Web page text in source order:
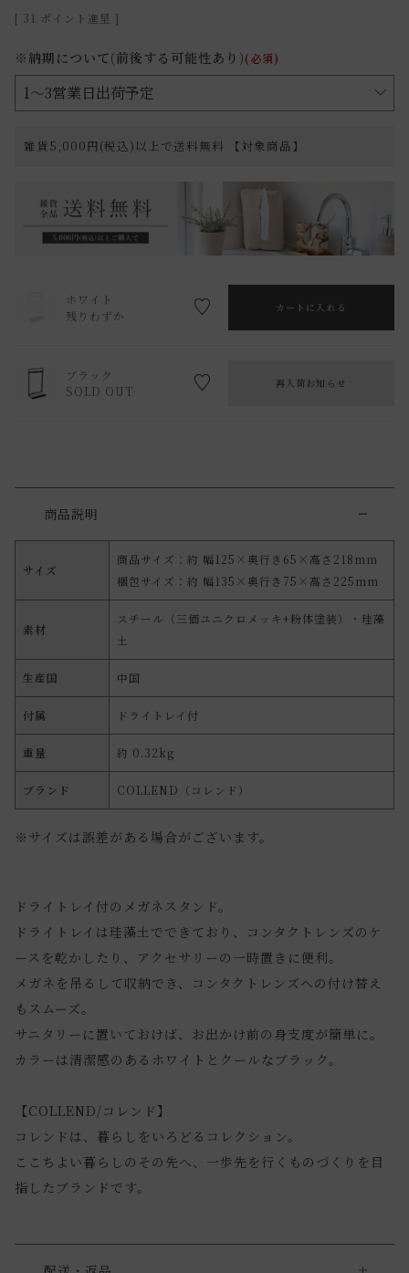
[ 31 ポイント進呈 ]
※納期について(前後する可能性あり)(必須)
雑貨5,000円(税込)以上で送料無料 【対象商品】
ホワイト
残りわずか
カートに入れる
ブラック
SOLD OUT
再入荷お知らせ
商品説明
サイズ
商品サイズ：約 幅125×奥行き65×高さ218mm
梱包サイズ：約 幅135×奥行き75×高さ225mm
素材
スチール（三価ユニクロメッキ+粉体塗装）・珪藻
土
生産国 中国
付属 ドライトレイ付
重量 約 0.32kg
ブランド COLLEND（コレンド）
※サイズは誤差がある場合がございます。
ドライトレイ付のメガネスタンド。
ドライトレイは珪藻土でできており、コンタクトレンズのケ
ースを乾かしたり、アクセサリーの一時置きに便利。
メガネを吊るして収納でき、コンタクトレンズへの付け替え
もスムーズ。
サニタリーに置いておけば、お出かけ前の身支度が簡単に。
カラーは清潔感のあるホワイトとクールなブラック。
【COLLEND/コレンド】
コレンドは、暮らしをいろどるコレクション。
ここちよい暮らしのその先へ、一歩先を行くものづくりを目
指したブランドです。